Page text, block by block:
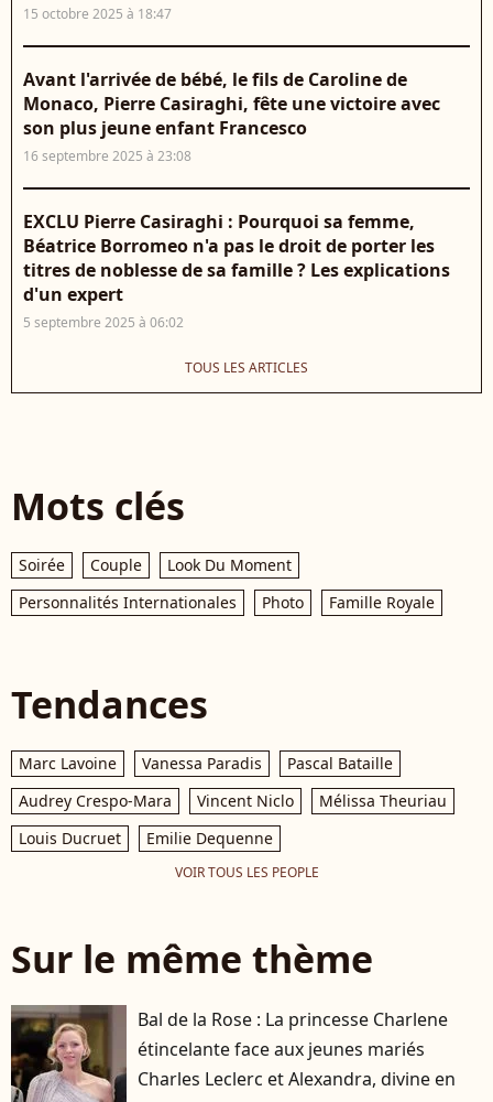
15 octobre 2025 à 18:47
Avant l'arrivée de bébé, le fils de Caroline de
Monaco, Pierre Casiraghi, fête une victoire avec
son plus jeune enfant Francesco
16 septembre 2025 à 23:08
EXCLU Pierre Casiraghi : Pourquoi sa femme,
Béatrice Borromeo n'a pas le droit de porter les
titres de noblesse de sa famille ? Les explications
d'un expert
5 septembre 2025 à 06:02
TOUS LES ARTICLES
Mots clés
Soirée Couple
Look Du Moment
Personnalités Internationales
Photo Famille Royale
Tendances
Marc Lavoine Vanessa Paradis
Pascal Bataille
Audrey Crespo-Mara
Vincent Niclo
Mélissa Theuriau
Louis Ducruet
Emilie Dequenne
VOIR TOUS LES PEOPLE
Sur le même thème
Bal de la Rose : La princesse Charlene
étincelante face aux jeunes mariés
Charles Leclerc et Alexandra, divine en